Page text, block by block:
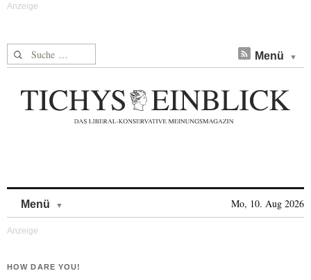
Suche nach: Menü
Menü Mo, 10. Aug 2026
HOW DARE YOU!